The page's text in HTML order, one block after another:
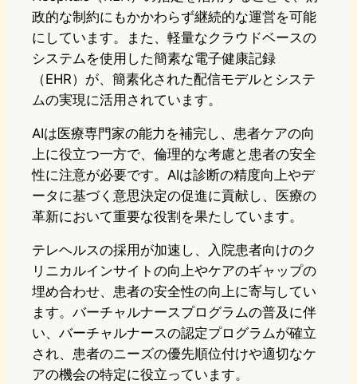
政的な制約にもかかわらず継続的な運営を可能
にしています。また、軽量なクラウドベースの
システムを使用した簡素な電子健康記録
（EHR）が、簡素化された配信モデルとシステ
ムの実現に活用されています。
AIは医療専門家の能力を補完し、患者ケアの向
上に役立つ一方で、倫理的な考慮と患者の安全
性に注意が必要です。AIは診断の精度向上やデ
ータに基づく意思決定の促進に貢献し、医療の
革新において重要な役割を果たしています。
テレヘルスの採用が加速し、入院患者向けのク
リニカルインサイトの向上やケアのギャップの
埋め合わせ、患者の安全性の向上に寄与してい
ます。バーチャルナースプログラムの普及に伴
い、バーチャルナースの認定プログラムが確立
され、患者のニーズの優先順位付けや適切なケ
アの機会の特定に役立っています。